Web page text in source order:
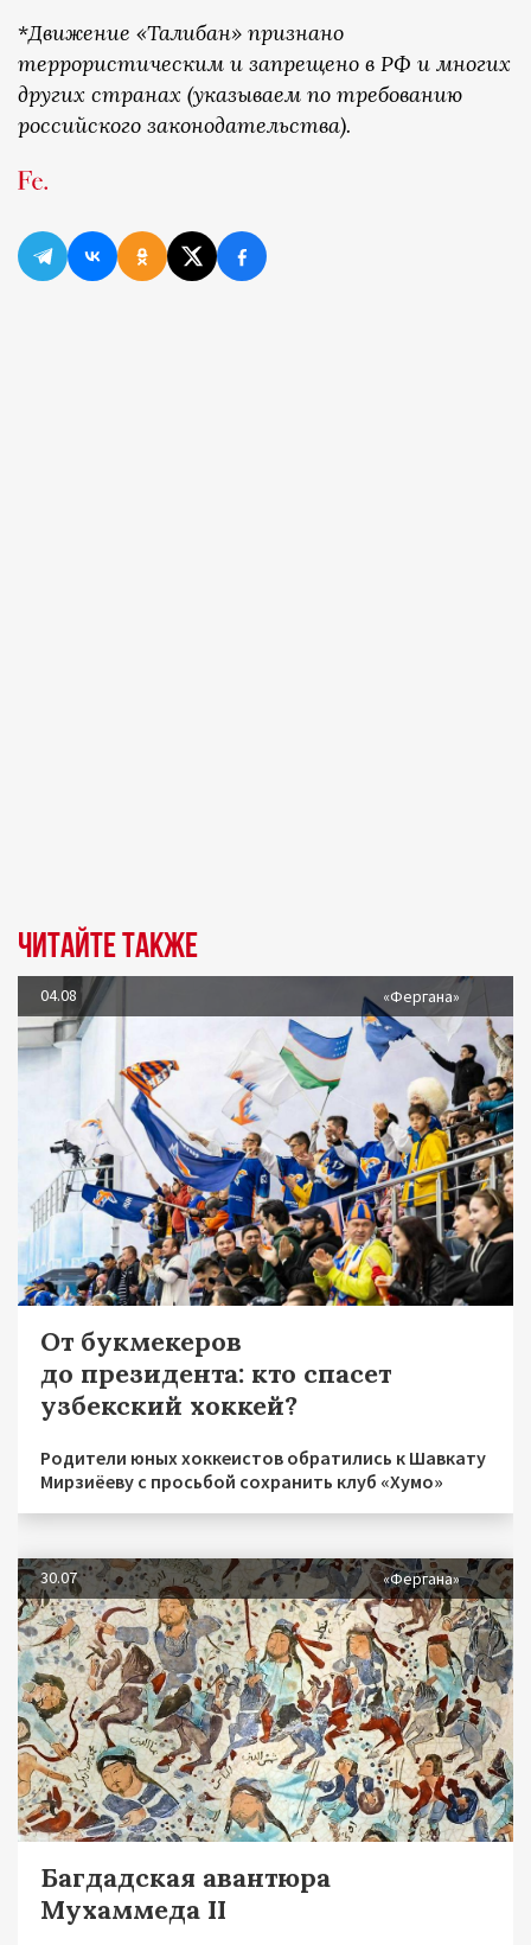
*Движение «Талибан» признано
террористическим и запрещено в РФ и многих
других странах (указываем по требованию
российского законодательства).
Читайте также
04.08 «Фергана»
От букмекеров
до президента: кто спасет
узбекский хоккей?
Родители юных хоккеистов обратились к Шавкату
Мирзиёеву с просьбой сохранить клуб «Хумо»
30.07 «Фергана»
Багдадская авантюра
Мухаммеда II